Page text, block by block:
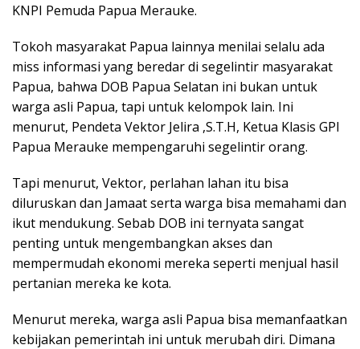
KNPI Pemuda Papua Merauke.
Tokoh masyarakat Papua lainnya menilai selalu ada
miss informasi yang beredar di segelintir masyarakat
Papua, bahwa DOB Papua Selatan ini bukan untuk
warga asli Papua, tapi untuk kelompok lain. Ini
menurut, Pendeta Vektor Jelira ,S.T.H, Ketua Klasis GPI
Papua Merauke mempengaruhi segelintir orang.
Tapi menurut, Vektor, perlahan lahan itu bisa
diluruskan dan Jamaat serta warga bisa memahami dan
ikut mendukung. Sebab DOB ini ternyata sangat
penting untuk mengembangkan akses dan
mempermudah ekonomi mereka seperti menjual hasil
pertanian mereka ke kota.
Menurut mereka, warga asli Papua bisa memanfaatkan
kebijakan pemerintah ini untuk merubah diri. Dimana